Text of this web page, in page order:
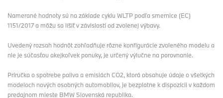
Namerané hodnoty sú na základe cyklu WLTP podľa smernice (EC)
1151/2017 a môžu sa líšiť v závislosti od zvolenej výbavy.
Uvedený rozsah hodnôt zohľadňuje rôzne konfigurácie zvoleného modelu a
nie je súčasťou akejkoľvek ponuky, je určený výlučne na porovnanie.
Príručka o spotrebe paliva a emisiách CO2, ktorá obsahuje údaje o všetkých
modeloch nových osobných automobilov, je bezplatne k dispozícii v každom
predajnom mieste BMW Slovenská republika.